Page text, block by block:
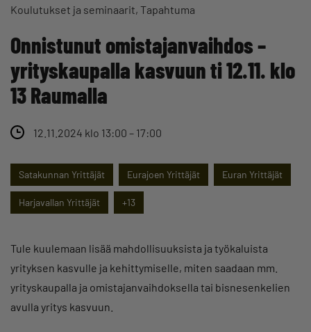
Koulutukset ja seminaarit Tapahtuma
Onnistunut omistajanvaihdos –
yrityskaupalla kasvuun ti 12.11. klo
13 Raumalla
12.11.2024 klo 13:00 – 17:00
Satakunnan Yrittäjät Eurajoen Yrittäjät Euran Yrittäjät
Harjavallan Yrittäjät +13
Tule kuulemaan lisää mahdollisuuksista ja työkaluista
yrityksen kasvulle ja kehittymiselle, miten saadaan mm.
yrityskaupalla ja omistajanvaihdoksella tai bisnesenkelien
avulla yritys kasvuun.